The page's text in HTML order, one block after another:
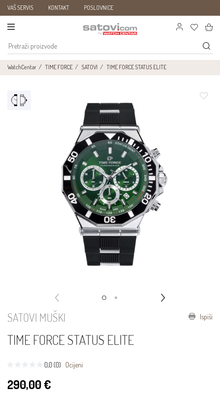
VAŠ SERVIS KONTAKT POSLOVNICE
WatchCentar TIME FORCE SATOVI TIME FORCE STATUS ELITE
Ispiši
SATOVI MUŠKI
TIME FORCE STATUS ELITE
0,0 (0) Ocijeni
290,00 €